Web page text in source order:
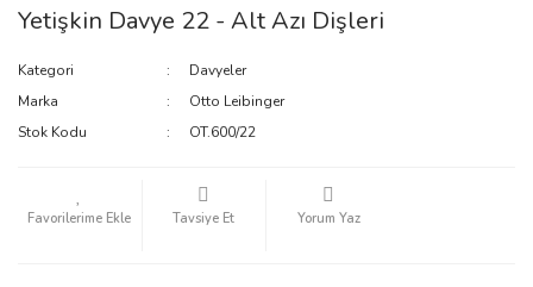
Yetişkin Davye 22 - Alt Azı Dişleri
Kategori
Davyeler
Marka
Otto Leibinger
Stok Kodu
OT.600/22
Tavsiye Et Yorum Yaz